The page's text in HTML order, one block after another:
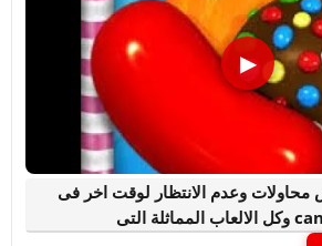
▶
وعدم الانتظار لوقت اخر فى